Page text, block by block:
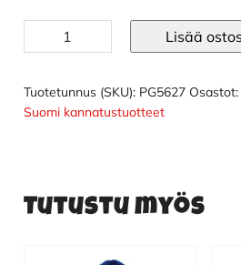
Lippusiima
Suomi
Lisää
Tuotetunnus (SKU): PG5627 Osastot:
Suomi kannatustuotteet
Tutustu myös